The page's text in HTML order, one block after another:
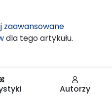
zaawansowane
dla tego artykułu.
Autorzy